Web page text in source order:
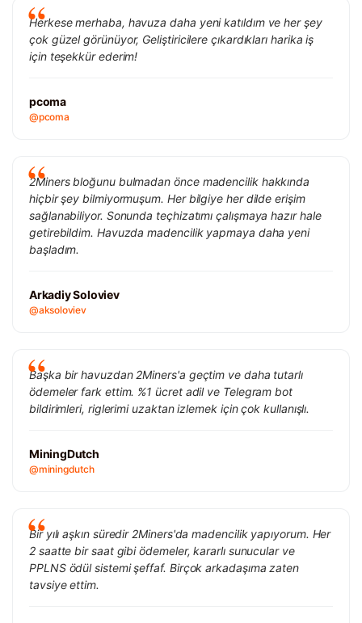
Herkese merhaba, havuza daha yeni katıldım ve her şey
çok güzel görünüyor, Geliştiricilere çıkardıkları harika iş
için teşekkür ederim!
pcoma
@pcoma
2Miners bloğunu bulmadan önce madencilik hakkında
hiçbir şey bilmiyormuşum. Her bilgiye her dilde erişim
sağlanabiliyor. Sonunda teçhizatımı çalışmaya hazır hale
getirebildim. Havuzda madencilik yapmaya daha yeni
başladım.
Arkadiy Soloviev
@aksoloviev
Başka bir havuzdan 2Miners'a geçtim ve daha tutarlı
ödemeler fark ettim. %1 ücret adil ve Telegram bot
bildirimleri, riglerimi uzaktan izlemek için çok kullanışlı.
MiningDutch
@miningdutch
Bir yılı aşkın süredir 2Miners'da madencilik yapıyorum. Her
2 saatte bir saat gibi ödemeler, kararlı sunucular ve
PPLNS ödül sistemi şeffaf. Birçok arkadaşıma zaten
tavsiye ettim.